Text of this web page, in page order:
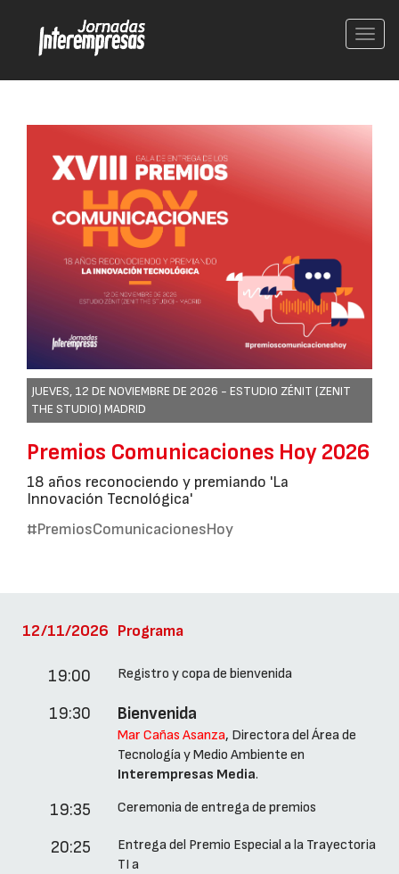
JUEVES, 12 DE NOVIEMBRE DE 2026 - ESTUDIO ZÉNIT (ZENIT
THE STUDIO) MADRID
Premios Comunicaciones Hoy 2026
18 años reconociendo y premiando 'La
Innovación Tecnológica'
#PremiosComunicacionesHoy
12/11/2026 Programa
19:00 Registro y copa de bienvenida
19:30 Bienvenida
Mar Cañas Asanza, Directora del Área de
Tecnología y Medio Ambiente en
Interempresas Media.
19:35 Ceremonia de entrega de premios
20:25
Entrega del Premio Especial a la Trayectoria
TI a